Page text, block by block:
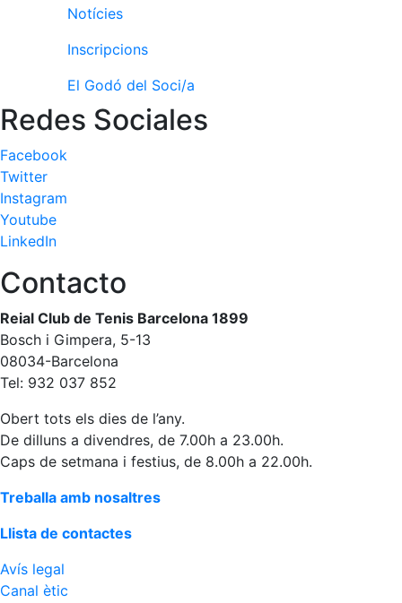
Notícies
Inscripcions
El Godó del Soci/a
Redes Sociales
Facebook
Twitter
Instagram
Youtube
LinkedIn
Contacto
Reial Club de Tenis Barcelona 1899
Bosch i Gimpera, 5-13
08034-Barcelona
Tel: 932 037 852
Obert tots els dies de l’any.
De dilluns a divendres, de 7.00h a 23.00h.
Caps de setmana i festius, de 8.00h a 22.00h.
Treballa amb nosaltres
Llista de contactes
Avís legal
Canal ètic